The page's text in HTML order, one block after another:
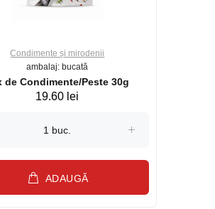
Condimente și mirodenii
ambalaj: bucată
de Condimente/Peste 30g
19.60 lei
ADAUGĂ